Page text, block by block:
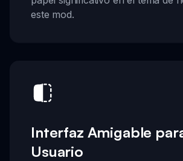
este mod.
Interfaz Amigable
Usuario